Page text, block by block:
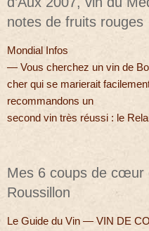
notes de fruits rouges
Mondial Infos
— Vous cherchez un vin de
cher qui se marierait
recommandons un
second vin très réussi : le
Mes 6 coups de cœur
Roussillon
Le Guide du Vin — VIN DE